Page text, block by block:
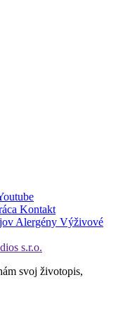
Kontakt
Alergény Výživové
s.r.o.
svoj životopis,